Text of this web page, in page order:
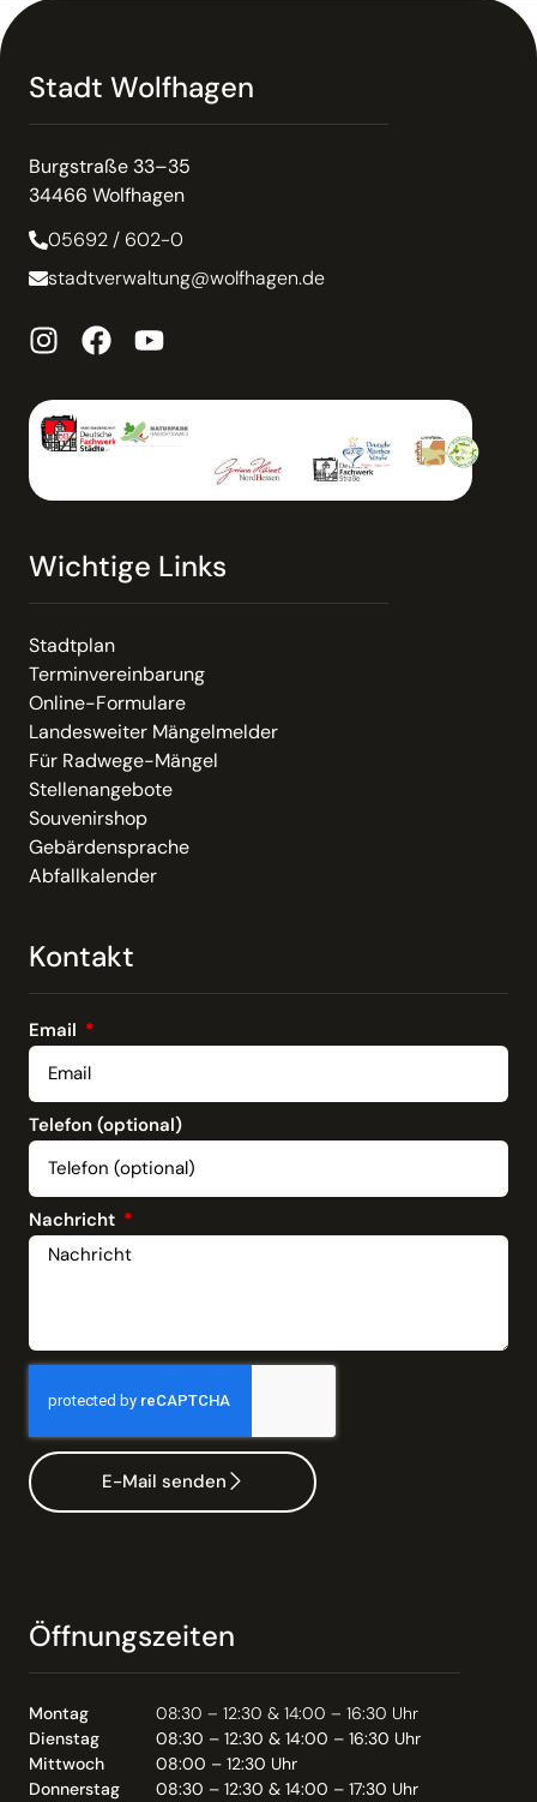
Stadt Wolfhagen
Burgstraße 33–35
34466 Wolfhagen
05692 / 602-0
stadtverwaltung@wolfhagen.de
Wichtige Links
Stadtplan
Terminvereinbarung
Online-Formulare
Landesweiter Mängelmelder
Für Radwege-Mängel
Stellenangebote
Souvenirshop
Gebärdensprache
Abfallkalender
Kontakt
Email
Telefon (optional)
Nachricht
E-Mail senden
Öffnungszeiten
Montag
08:30 – 12:30 & 14:00 – 16:30 Uhr
Dienstag
08:30 – 12:30 & 14:00 – 16:30 Uhr
Mittwoch
08:00 – 12:30 Uhr
Donnerstag
08:30 – 12:30 & 14:00 – 17:30 Uhr